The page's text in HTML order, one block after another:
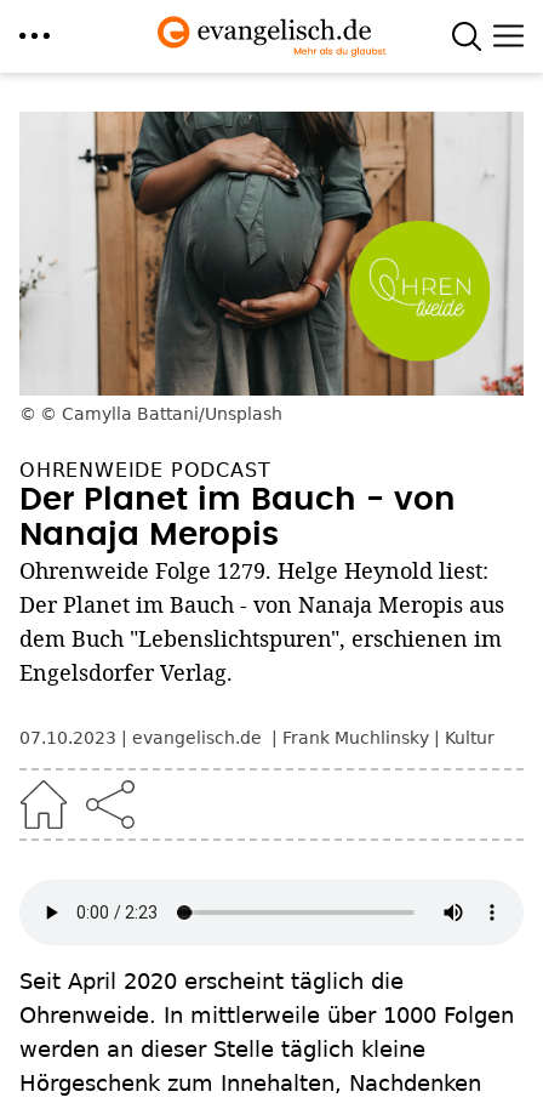
© Camylla Battani/Unsplash
OHRENWEIDE PODCAST
Der Planet im Bauch - von
Nanaja Meropis
Ohrenweide Folge 1279. Helge Heynold liest:
Der Planet im Bauch - von Nanaja Meropis aus
dem Buch "Lebenslichtspuren", erschienen im
Engelsdorfer Verlag.
07.10.2023 evangelisch.de Frank Muchlinsky Kultur
Seit April 2020 erscheint täglich die
Ohrenweide. In mittlerweile über 1000 Folgen
werden an dieser Stelle täglich kleine
Hörgeschenk zum Innehalten, Nachdenken